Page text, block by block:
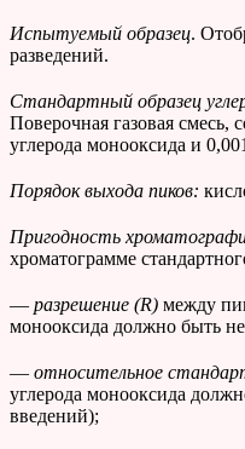
Испытуемый образец.
разведений.
Стандартный образец
Поверочная газовая смесь,
углерода монооксида и
Порядок выхода пиков:
Пригодность
хроматограмме
— разрешение (R) между
монооксида должно быть
— относительное
углерода монооксида
введений);